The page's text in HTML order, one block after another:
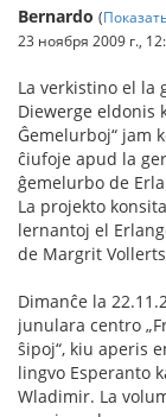
Bernardo (
23 ноября 2009 г.,
La verkistino el la
Diewerge eldonis
Ĝemelurboj“ jam
ĉiufoje apud la
ĝemelurbo de
La projekto
lernantoj el
de Margrit
Dimanĉe la
junulara centro
ŝipoj“, kiu aperis
lingvo Esperanto
Wladimir. La